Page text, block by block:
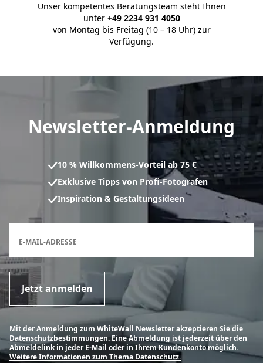
Unser kompetentes Beratungsteam steht Ihnen
unter +49 2234 931 4050
von Montag bis Freitag (10 – 18 Uhr) zur
Verfügung.
Newsletter-Anmeldung
10 % Willkommens-Vorteil ab 75 €
Exklusive Tipps von Profi-Fotografen
Inspiration & Gestaltungsideen
E-MAIL-ADRESSE
Jetzt anmelden
Mit der Anmeldung zum WhiteWall Newsletter akzeptieren Sie die
Datenschutzbestimmungen. Eine Abmeldung ist jederzeit über den
Abmeldelink in jeder E-Mail oder in Ihrem Kundenkonto möglich.
Weitere Informationen zum Thema Datenschutz.